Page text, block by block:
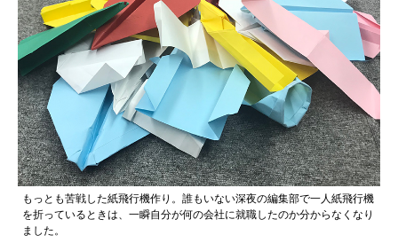
もっとも苦戦した紙飛行機作り。誰もいない深夜の編集部で一人紙飛行機
を折っているときは、一瞬自分が何の会社に就職したのか分からなくなり
ました。